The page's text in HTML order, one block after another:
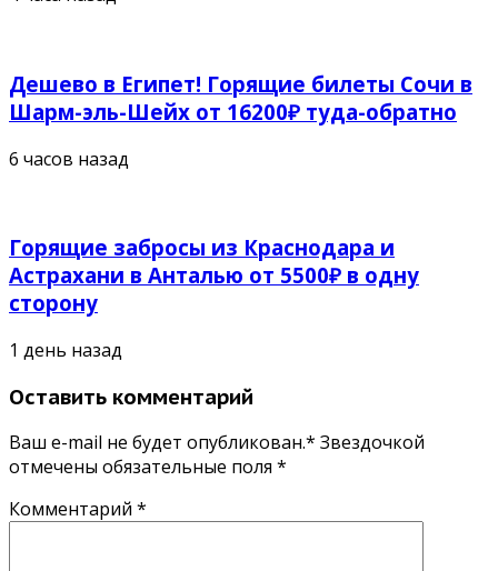
Дешево в Египет! Горящие билеты Сочи в
Шарм-эль-Шейх от 16200₽ туда-обратно
6 часов назад
Горящие забросы из Краснодара и
Астрахани в Анталью от 5500₽ в одну
сторону
1 день назад
Оставить комментарий
Ваш e-mail не будет опубликован.* Звездочкой
отмечены обязательные поля *
Комментарий *